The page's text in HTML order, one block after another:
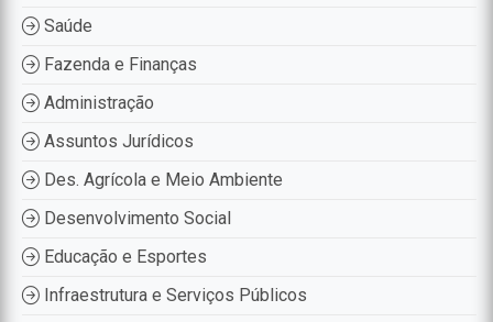
Saúde
Fazenda e Finanças
Administração
Assuntos Jurídicos
Des. Agrícola e Meio Ambiente
Desenvolvimento Social
Educação e Esportes
Infraestrutura e Serviços Públicos